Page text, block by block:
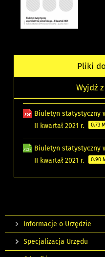
Pliki
Wyjdź
Biuletyn statystyczny
II kwartał 2021 r.
0.73
Biuletyn statystyczny
II kwartał 2021 r.
0.90
Informacje o Urzędzie
Specjalizacja Urzędu